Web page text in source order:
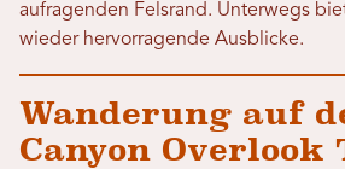
aufragenden Felsrand. Unterwegs
wieder hervorragende Ausblicke.
Wanderung auf
Canyon Overlook